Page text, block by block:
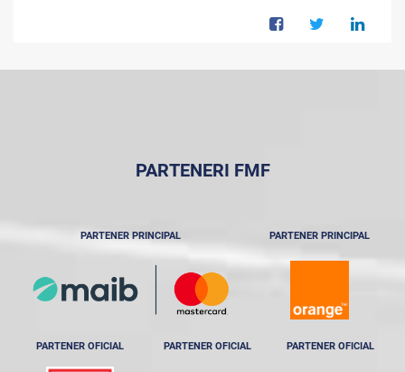
PARTENERI FMF
PARTENER PRINCIPAL PARTENER PRINCIPAL
PARTENER OFICIAL PARTENER OFICIAL PARTENER OFICIAL